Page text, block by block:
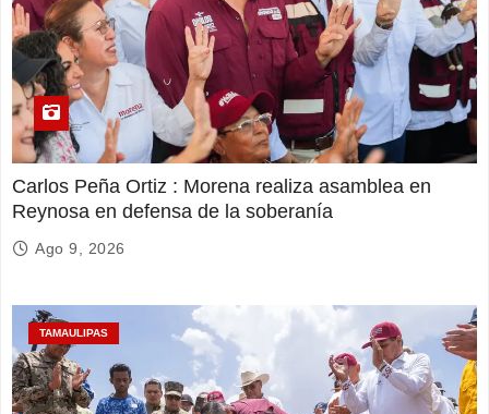
Carlos Peña Ortiz : Morena realiza asamblea en
Reynosa en defensa de la soberanía
Ago 9, 2026
TAMAULIPAS